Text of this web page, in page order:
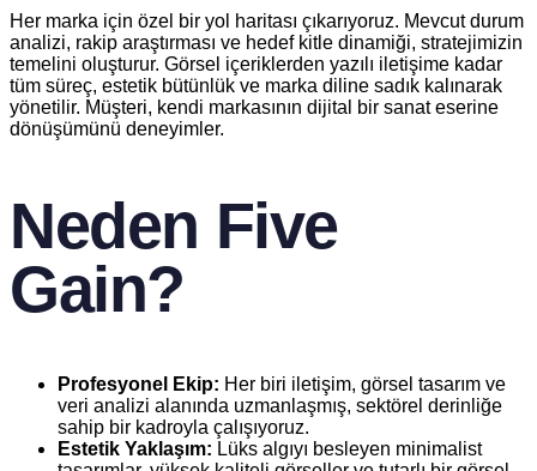
Her marka için özel bir yol haritası çıkarıyoruz. Mevcut durum
analizi, rakip araştırması ve hedef kitle dinamiği, stratejimizin
temelini oluşturur. Görsel içeriklerden yazılı iletişime kadar
tüm süreç, estetik bütünlük ve marka diline sadık kalınarak
yönetilir. Müşteri, kendi markasının dijital bir sanat eserine
dönüşümünü deneyimler.
Neden Five
Gain?
Profesyonel Ekip: Her biri iletişim, görsel tasarım ve
veri analizi alanında uzmanlaşmış, sektörel derinliğe
sahip bir kadroyla çalışıyoruz.
Estetik Yaklaşım: Lüks algıyı besleyen minimalist